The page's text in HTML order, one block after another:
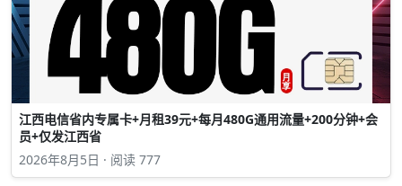
江西电信省内专属卡+月租39元+每月480G通用流量+200分钟+会
员+仅发江西省
2026年8月5日 · 阅读 777